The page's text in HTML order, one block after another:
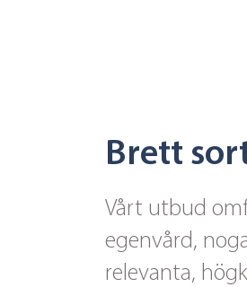
Brett
Vårt utbud
egenvård,
relevanta,